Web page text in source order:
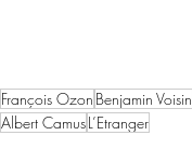
François Ozon Benjamin Voisin
Albert CamusL’Etranger